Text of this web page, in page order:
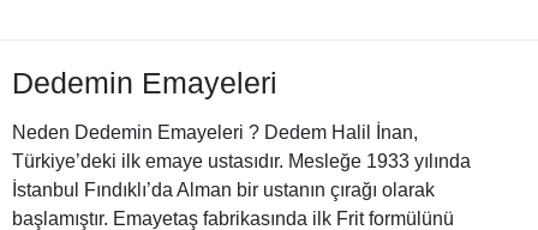
Dedemin Emayeleri
Neden Dedemin Emayeleri ? Dedem Halil İnan,
Türkiye’deki ilk emaye ustasıdır. Mesleğe 1933 yılında
İstanbul Fındıklı’da Alman bir ustanın çırağı olarak
başlamıştır. Emayetaş fabrikasında ilk Frit formülünü